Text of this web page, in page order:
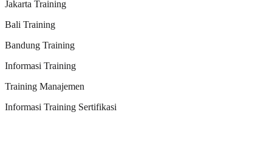
Jakarta Training
Bali Training
Bandung Training
Informasi Training
Training Manajemen
Informasi Training Sertifikasi